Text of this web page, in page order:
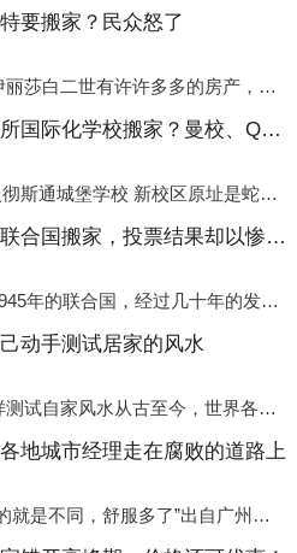
要搬家？民众怒了
万源英女王伊丽莎白二世有许许多多的房产，遍布英国各地。而作为英女王的亲孙子、未来的英国国王，威廉王子自然也能享受到女王的房产。目前，威廉凯特以及三个孩子有两个经常居住的地点，一处是位于伦敦的肯辛顿宫，一处
万源深圳三所国际化学校搬家？曼校、QSI、南山中英文搬走了
万源1.深圳曼彻斯通城堡学校 新校区原址是蛇口国际据悉，此次曼彻斯通城堡学校搬迁到蛇口新校区的开办与蛇口外籍人员子女学校（蛇口国际）有很大的关联。2021年，太子湾实验部就宣布在2022年正式并入蛇口外籍
万源俄提议联合国搬家，投票结果却以惨败收场
万源成立于1945年的联合国，经过几十年的发展，如今拥有193个成员国。拥有如此众多会员国的联合国，可以说是世界上最具代表性的国际组织，也是世界上分量最重、有着较高话语权的国际组织。但以美国为首的西方国家
动手测试居家的风水
万源教您怎样测试自家风水从古至今，世界各地的人们都在研究人在乾坤中的位置以及它们所形成的关系。通过探究季节转换、星象变化，并且在所观测到的自然规律的指导下，人们开始认识到居住在不同住宅中的人，其一生中的财
地城市经理走在腐败的道路上
万源“这贵点的就是不同，舒服多了”出自广州运营邓经理的口中。2023年开年刚出来，三个司机（加盟蓝犀牛的个人队伍）便请广州经理去佛山娱乐场所大消费了一次，据知悉一晚消费达一万多，由三人平摊费用，燃鹅这样的